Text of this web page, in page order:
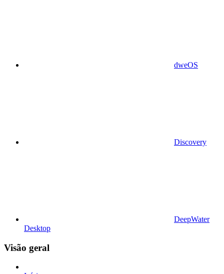
dweOS
Discovery
DeepWater
Desktop
Visão geral